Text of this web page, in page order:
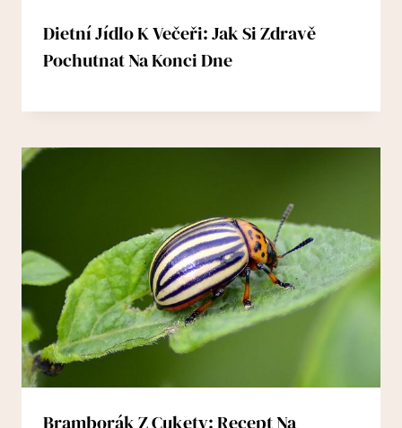
Dietní Jídlo K Večeři: Jak Si Zdravě
Pochutnat Na Konci Dne
Bramborák Z Cukety: Recept Na